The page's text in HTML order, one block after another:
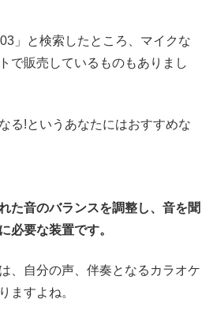
」と検索したところ、マイクな
で販売しているものもありまし
る!というあなたにはおすすめな
た音のバランスを調整し、音を聞
必要な装置です。
、自分の声、伴奏となるカラオケ
ますよね。